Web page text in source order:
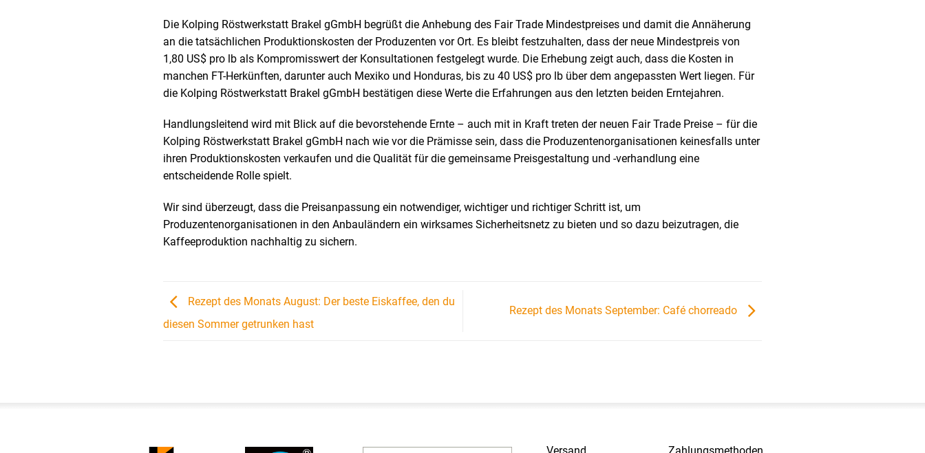
Die Kolping Röstwerkstatt Brakel gGmbH begrüßt die Anhebung des Fair Trade Mindestpreises und damit die Annäherung
an die tatsächlichen Produktionskosten der Produzenten vor Ort. Es bleibt festzuhalten, dass der neue Mindestpreis von
1,80 US$ pro lb als Kompromisswert der Konsultationen festgelegt wurde. Die Erhebung zeigt auch, dass die Kosten in
manchen FT-Herkünften, darunter auch Mexiko und Honduras, bis zu 40 US$ pro lb über dem angepassten Wert liegen. Für
die Kolping Röstwerkstatt Brakel gGmbH bestätigen diese Werte die Erfahrungen aus den letzten beiden Erntejahren.
Handlungsleitend wird mit Blick auf die bevorstehende Ernte – auch mit in Kraft treten der neuen Fair Trade Preise – für die
Kolping Röstwerkstatt Brakel gGmbH nach wie vor die Prämisse sein, dass die Produzentenorganisationen keinesfalls unter
ihren Produktionskosten verkaufen und die Qualität für die gemeinsame Preisgestaltung und -verhandlung eine
entscheidende Rolle spielt.
Wir sind überzeugt, dass die Preisanpassung ein notwendiger, wichtiger und richtiger Schritt ist, um
Produzentenorganisationen in den Anbauländern ein wirksames Sicherheitsnetz zu bieten und so dazu beizutragen, die
Kaffeeproduktion nachhaltig zu sichern.
Rezept des Monats August: Der beste Eiskaffee, den du
diesen Sommer getrunken hast
Rezept des Monats September: Café chorreado